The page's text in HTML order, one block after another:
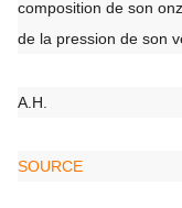
composition de son
de la pression de son
A.H.
SOURCE